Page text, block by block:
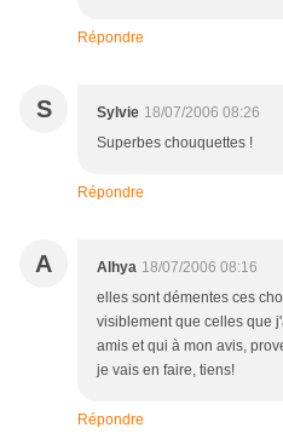
Répondre
S Sylvie 18/07/2006 08:26
Superbes chouquettes !
Répondre
A Alhya 18/07/2006 08:16
elles sont démentes ces
visiblement que celles que
amis et qui à mon avis,
je vais en faire, tiens!
Répondre